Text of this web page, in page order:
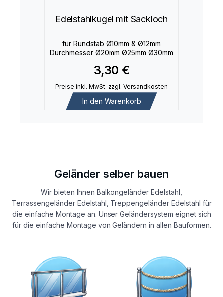
Edelstahlkugel mit Sackloch
für Rundstab Ø10mm & Ø12mm
Durchmesser Ø20mm Ø25mm Ø30mm
3,30 €
Preise inkl. MwSt. zzgl. Versandkosten
In den Warenkorb
Geländer selber bauen
Wir bieten Ihnen Balkongeländer Edelstahl,
Terrassengeländer Edelstahl, Treppengeländer Edelstahl für
die einfache Montage an. Unser Geländersystem eignet sich
für die einfache Montage von Geländern in allen Bauformen.